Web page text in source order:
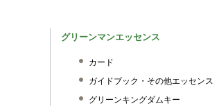
グリーンマンエッセンス
カード
ガイドブック・その他エッセンス
グリーンキングダムキー